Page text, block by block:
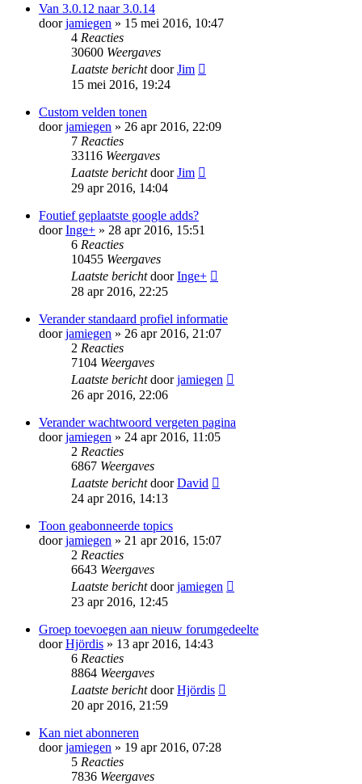
Van 3.0.12 naar 3.0.14
doorjamiegen » 15 mei 2016, 10:47
4 Reacties
30600 Weergaves
Laatste berichtdoorJim
15 mei 2016, 19:24
Custom velden tonen
doorjamiegen » 26 apr 2016, 22:09
7 Reacties
33116 Weergaves
Laatste berichtdoorJim
29 apr 2016, 14:04
Foutief geplaatste google adds?
doorInge+ » 28 apr 2016, 15:51
6 Reacties
10455 Weergaves
Laatste berichtdoorInge+
28 apr 2016, 22:25
Verander standaard profiel informatie
doorjamiegen » 26 apr 2016, 21:07
2 Reacties
7104 Weergaves
Laatste berichtdoorjamiegen
26 apr 2016, 22:06
Verander wachtwoord vergeten pagina
doorjamiegen » 24 apr 2016, 11:05
2 Reacties
6867 Weergaves
Laatste berichtdoorDavid
24 apr 2016, 14:13
Toon geabonneerde topics
doorjamiegen » 21 apr 2016, 15:07
2 Reacties
6643 Weergaves
Laatste berichtdoorjamiegen
23 apr 2016, 12:45
Groep toevoegen aan nieuw forumgedeelte
doorHjördis » 13 apr 2016, 14:43
6 Reacties
8864 Weergaves
Laatste berichtdoorHjördis
20 apr 2016, 21:59
Kan niet abonneren
doorjamiegen » 19 apr 2016, 07:28
5 Reacties
7836 Weergaves